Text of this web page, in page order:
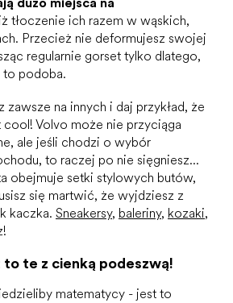
tłoczenie ich razem w wąskich,
Przecież nie deformujesz swojej
regularnie gorset tylko dlatego,
to podoba.
zawsze na innych i daj przykład, że
Volvo może nie przyciąga
ale jeśli chodzi o wybór
to raczej po nie sięgniesz...
obejmuje setki stylowych butów,
się martwić, że wyjdziesz z
kaczka. Sneakersy, baleriny, kozaki,
te z cienką podeszwą!
matematycy - jest to